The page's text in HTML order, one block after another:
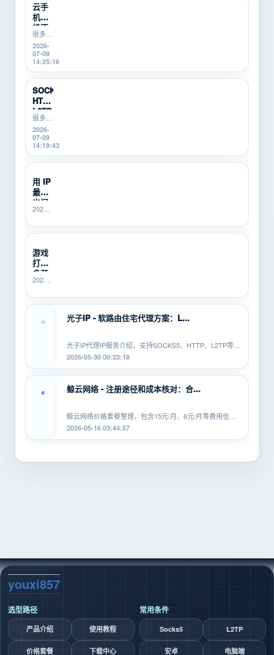
云手
机挂
机不
稳定
怎么
办？
游戏
搬砖
新
手...
很多游
戏搬
砖、游
戏打金
新手在
使用云
手机挂
机时，
会遇到
掉线、
卡顿、
登录异
常、运
等问
文从...
2026-
07-09
14:25:16
SOCKS5、
HTTP、
L2TP/P...
很多游
戏搬
砖、游
戏打
金、多
开挂机
手，不
知道
SOCKS5、
HTTP、
有什...
2026-
07-09
14:19:43
用 IP
最怕
出问
题没
管？
2026-
21:40:14
游戏
打金
多开
总翻
先用
2026-
16:14:49
光子IP - 软路由住宅代理方案：L...
光子IP代理IP服务介绍，支持SOCKS5、HTTP、L2TP等协
议，适配安卓、PC、软路由等平...
2026-05-30 00:23:18
鲸云网络 - 注册途径和成本核对：合...
鲸云网络价格套餐整理，包含15元/月、6元/月等费用信
息，覆盖SOCKS5、HTTP、L2TP等...
2026-05-16 03:44:57
youxi857
选型路径
产品介绍 使用教程
价格套餐 下载中心
常用条件
Socks5 L2TP
安卓 电脑端